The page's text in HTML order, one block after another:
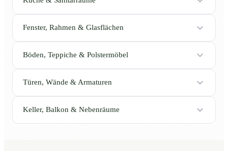
Fenster, Rahmen & Glasflächen
Böden, Teppiche & Polstermöbel
Türen, Wände & Armaturen
Keller, Balkon & Nebenräume